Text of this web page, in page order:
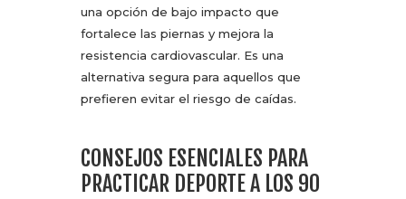
una opción de bajo impacto que
fortalece las piernas y mejora la
resistencia cardiovascular. Es una
alternativa segura para aquellos que
prefieren evitar el riesgo de caídas.
CONSEJOS ESENCIALES PARA
PRACTICAR DEPORTE A LOS 90